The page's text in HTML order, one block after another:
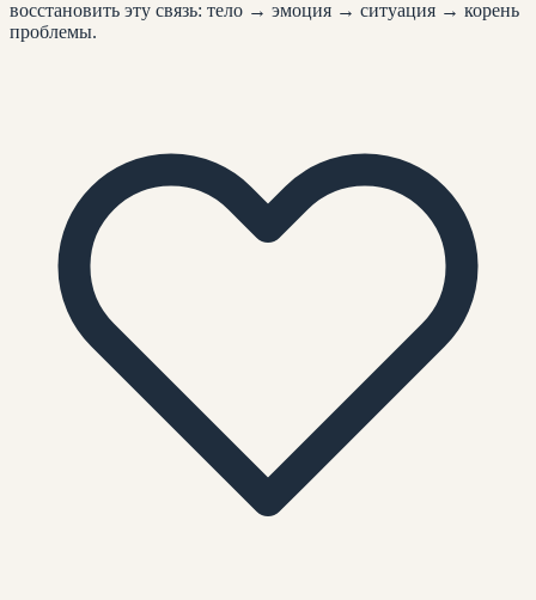
восстановить эту связь: тело → эмоция → ситуация → корень
проблемы.